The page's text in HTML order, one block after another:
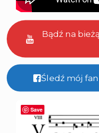
Bądź na
Śledź mój
Save